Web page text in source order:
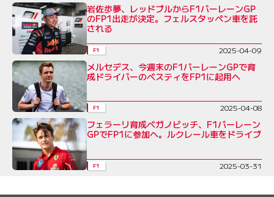
岩佐歩夢、レッドブルからF1バーレーンGP
のFP1出走が決定。フェルスタッペン車を託
される
F1 2025-04-09
メルセデス、今週末のF1バーレーンGPで育
成ドライバーのベスティをFP1に起用へ
F1 2025-04-08
フェラーリ育成ベガノビッチ、F1バーレーン
GPでFP1に参加へ。ルクレール車をドライブ
F1 2025-03-31